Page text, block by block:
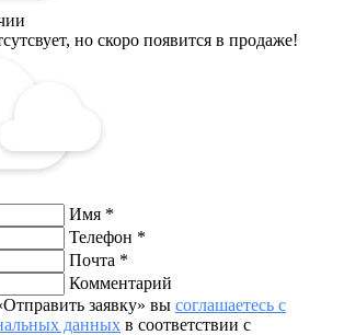
но скоро появится в продаже!
Имя *
Телефон *
Почта *
Комментарий
заявку» вы соглашаетесь с
данных в соответствии с